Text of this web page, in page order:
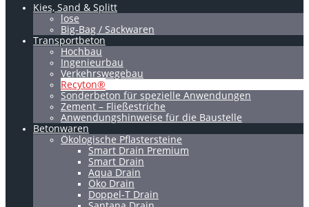
Kies, Sand & Splitt
lose
Big-Bag / Sackwaren
Transportbeton
Hochbau
Ingenieurbau
Verkehrswegebau
Recyton®
Sonderbeton für spezielle Anwendungen
Zement – Fließestriche
Anwendungshinweise für die Baustelle
Betonwaren
Ökologische Pflastersteine
Smart Drain Premium
Smart Drain
Aqua Drain
Öko Drain
Doppel-T Drain